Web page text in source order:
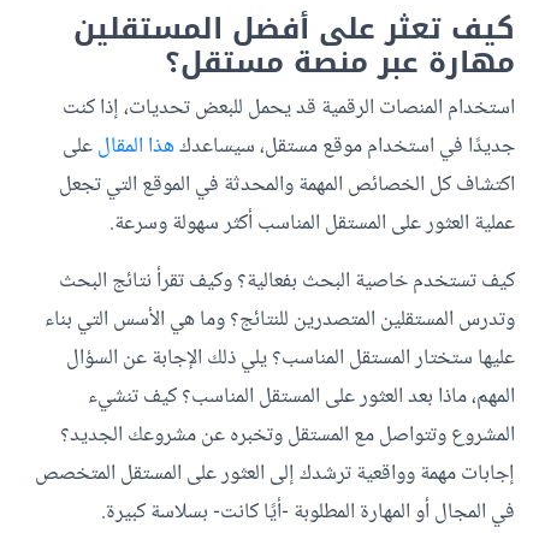
كيف تعثر على أفضل المستقلين
مهارة عبر منصة مستقل؟
استخدام المنصات الرقمية قد يحمل للبعض تحديات، إذا كنت
جديدًا في استخدام موقع مستقل، سيساعدكهذا المقالعلى
اكتشاف كل الخصائص المهمة والمحدثة في الموقع التي تجعل
عملية العثور على المستقل المناسب أكثر سهولة وسرعة.
كيف تستخدم خاصية البحث بفعالية؟ وكيف تقرأ نتائج البحث
وتدرس المستقلين المتصدرين للنتائج؟ وما هي الأسس التي بناء
عليها ستختار المستقل المناسب؟ يلي ذلك الإجابة عن السؤال
المهم، ماذا بعد العثور على المستقل المناسب؟ كيف تنشيء
المشروع وتتواصل مع المستقل وتخبره عن مشروعك الجديد؟
إجابات مهمة وواقعية ترشدك إلى العثور على المستقل المتخصص
في المجال أو المهارة المطلوبة -أيًا كانت- بسلاسة كبيرة.